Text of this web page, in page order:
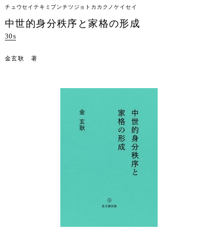
チュウセイテキミブンチツジョトカカクノケイセイ
中世的身分秩序と家格の形成
30s
金玄耿 著